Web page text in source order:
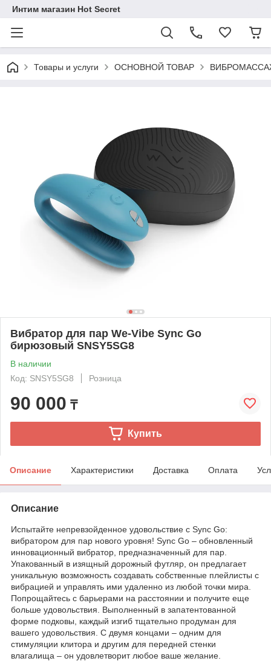
Интим магазин Hot Secret
Товары и услуги ОСНОВНОЙ ТОВАР
Вибратор для пар We-Vibe Sync Go
бирюзовый SNSY5SG8
В наличии
Код: SNSY5SG8
Розница
90 000 ₸
Купить
Описание Характеристики Доставка Оплата
Описание
Испытайте непревзойденное удовольствие с Sync Go:
вибратором для пар нового уровня! Sync Go – обновленный
инновационный вибратор, предназначенный для пар.
Упакованный в изящный дорожный футляр, он предлагает
уникальную возможность создавать собственные плейлисты с
вибрацией и управлять ими удаленно из любой точки мира.
Попрощайтесь с барьерами на расстоянии и получите еще
больше удовольствия. Выполненный в запатентованной
форме подковы, каждый изгиб тщательно продуман для
вашего удовольствия. С двумя концами – одним для
стимуляции клитора и другим для передней стенки
влагалища – он удовлетворит любое ваше желание.